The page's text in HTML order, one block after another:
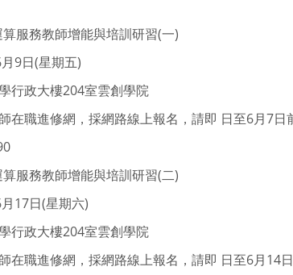
服務教師增能與培訓研習(一)
9日(星期五)
行政大樓204室雲創學院
在職進修網，採網路線上報名，請即 日至6月7日
服務教師增能與培訓研習(二)
17日(星期六)
行政大樓204室雲創學院
在職進修網，採網路線上報名，請即 日至6月14